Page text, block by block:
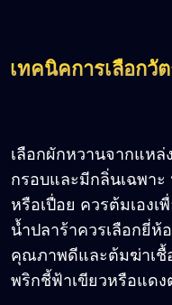
เทคนิคการเลือกวั
เลือกผักหวานจากแห
กรอบและมีกลิ่นเฉพา
หรือเปื่อย ควรต้มเอง
น้ำปลาร้าควรเลือกยี่
คุณภาพดีและต้มฆ่าเชื้
พริกชี้ฟ้าเขียวหรือแดง